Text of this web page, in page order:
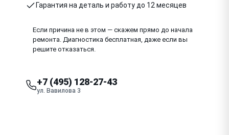
Гарантия на деталь и работу до 12 месяцев
Если причина не в этом — скажем прямо до начала
ремонта. Диагностика бесплатная, даже если вы
решите отказаться.
+7 (495) 128-27-43
ул. Вавилова 3